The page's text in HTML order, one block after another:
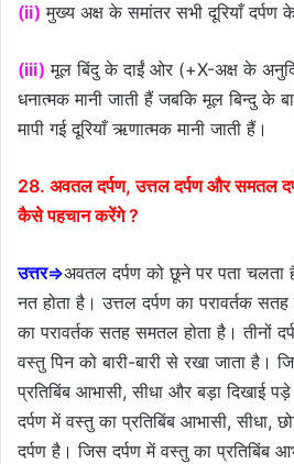
(ii) मुख्य अक्ष के समांतर सभी दूरियाँ दर्पण
(iii) मूल बिंदु के दाईं ओर (+X-अक्ष के
धनात्मक मानी जाती हैं जबकि मूल बिन्दु के
मापी गई दूरियाँ ऋणात्मक मानी जाती हैं।
28. अवतल दर्पण, उत्तल दर्पण और समतल
कैसे पहचान करेंगे ?
उत्तर⇒अवतल दर्पण को छूने पर पता चलता
नत होता है। उत्तल दर्पण का परावर्तक
का परावर्तक सतह समतल होता है। तीनों
वस्तु पिन को बारी-बारी से रखा जाता है।
प्रतिबिंब आभासी, सीधा और बड़ा दिखाई
दर्पण में वस्तु का प्रतिबिंब आभासी, सीधा,
दर्पण है। जिस दर्पण में वस्तु का प्रतिबिंब